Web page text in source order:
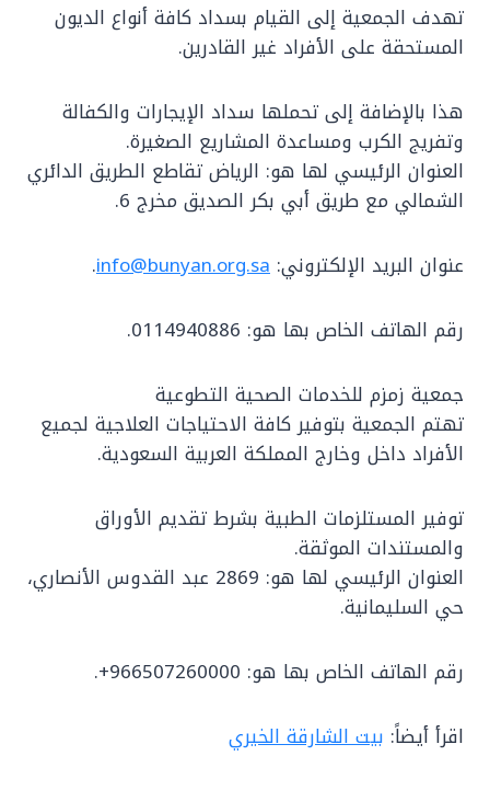
تهدف الجمعية إلى القيام بسداد كافة أنواع الديون
المستحقة على الأفراد غير القادرين.
هذا بالإضافة إلى تحملها سداد الإيجارات والكفالة
وتفريج الكرب ومساعدة المشاريع الصغيرة.
العنوان الرئيسي لها هو: الرياض تقاطع الطريق الدائري
الشمالي مع طريق أبي بكر الصديق مخرج 6.
عنوان البريد الإلكتروني: info@bunyan.org.sa
.
رقم الهاتف الخاص بها هو: 0114940886.
جمعية زمزم للخدمات الصحية التطوعية
تهتم الجمعية بتوفير كافة الاحتياجات العلاجية لجميع
الأفراد داخل وخارج المملكة العربية السعودية.
توفير المستلزمات الطبية بشرط تقديم الأوراق
والمستندات الموثقة.
العنوان الرئيسي لها هو: 2869 عبد القدوس الأنصاري،
حي السليمانية.
رقم الهاتف الخاص بها هو: 966507260000+.
اقرأ أيضاً: بيت الشارقة الخيري